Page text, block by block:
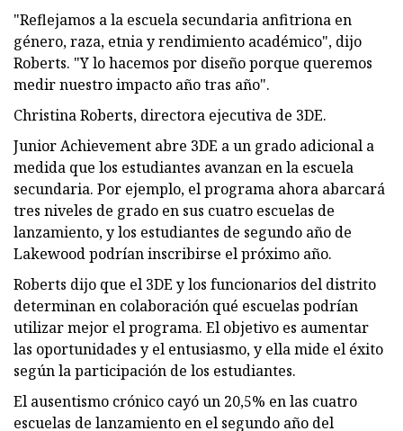
"Reflejamos a la escuela secundaria anfitriona en
género, raza, etnia y rendimiento académico", dijo
Roberts. "Y lo hacemos por diseño porque queremos
medir nuestro impacto año tras año".
Christina Roberts, directora ejecutiva de 3DE.
Junior Achievement abre 3DE a un grado adicional a
medida que los estudiantes avanzan en la escuela
secundaria. Por ejemplo, el programa ahora abarcará
tres niveles de grado en sus cuatro escuelas de
lanzamiento, y los estudiantes de segundo año de
Lakewood podrían inscribirse el próximo año.
Roberts dijo que el 3DE y los funcionarios del distrito
determinan en colaboración qué escuelas podrían
utilizar mejor el programa. El objetivo es aumentar
las oportunidades y el entusiasmo, y ella mide el éxito
según la participación de los estudiantes.
El ausentismo crónico cayó un 20,5% en las cuatro
escuelas de lanzamiento en el segundo año del